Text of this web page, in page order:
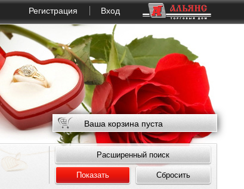
Регистрация Вход
Ваша корзина пуста
Расширенный поиск
Показать Сбросить